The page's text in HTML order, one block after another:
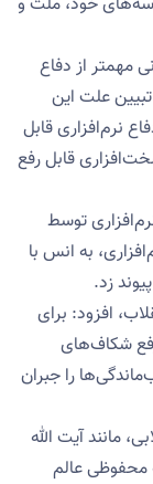
مهمتر از دفاع
علت این
نرم‌افزاری قابل
قابل رفع
توسط
به انس با
زد.
افزود: برای
رفع شکاف‌های
را جبران
مانند آیت الله
محفوظی عالم